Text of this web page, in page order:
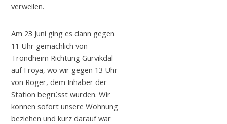
verweilen.
Am 23 Juni ging es dann gegen
11 Uhr gemächlich von
Trondheim Richtung Gurvikdal
auf Froya, wo wir gegen 13 Uhr
von Roger, dem Inhaber der
Station begrüsst wurden. Wir
konnen sofort unsere Wohnung
beziehen und kurz darauf war